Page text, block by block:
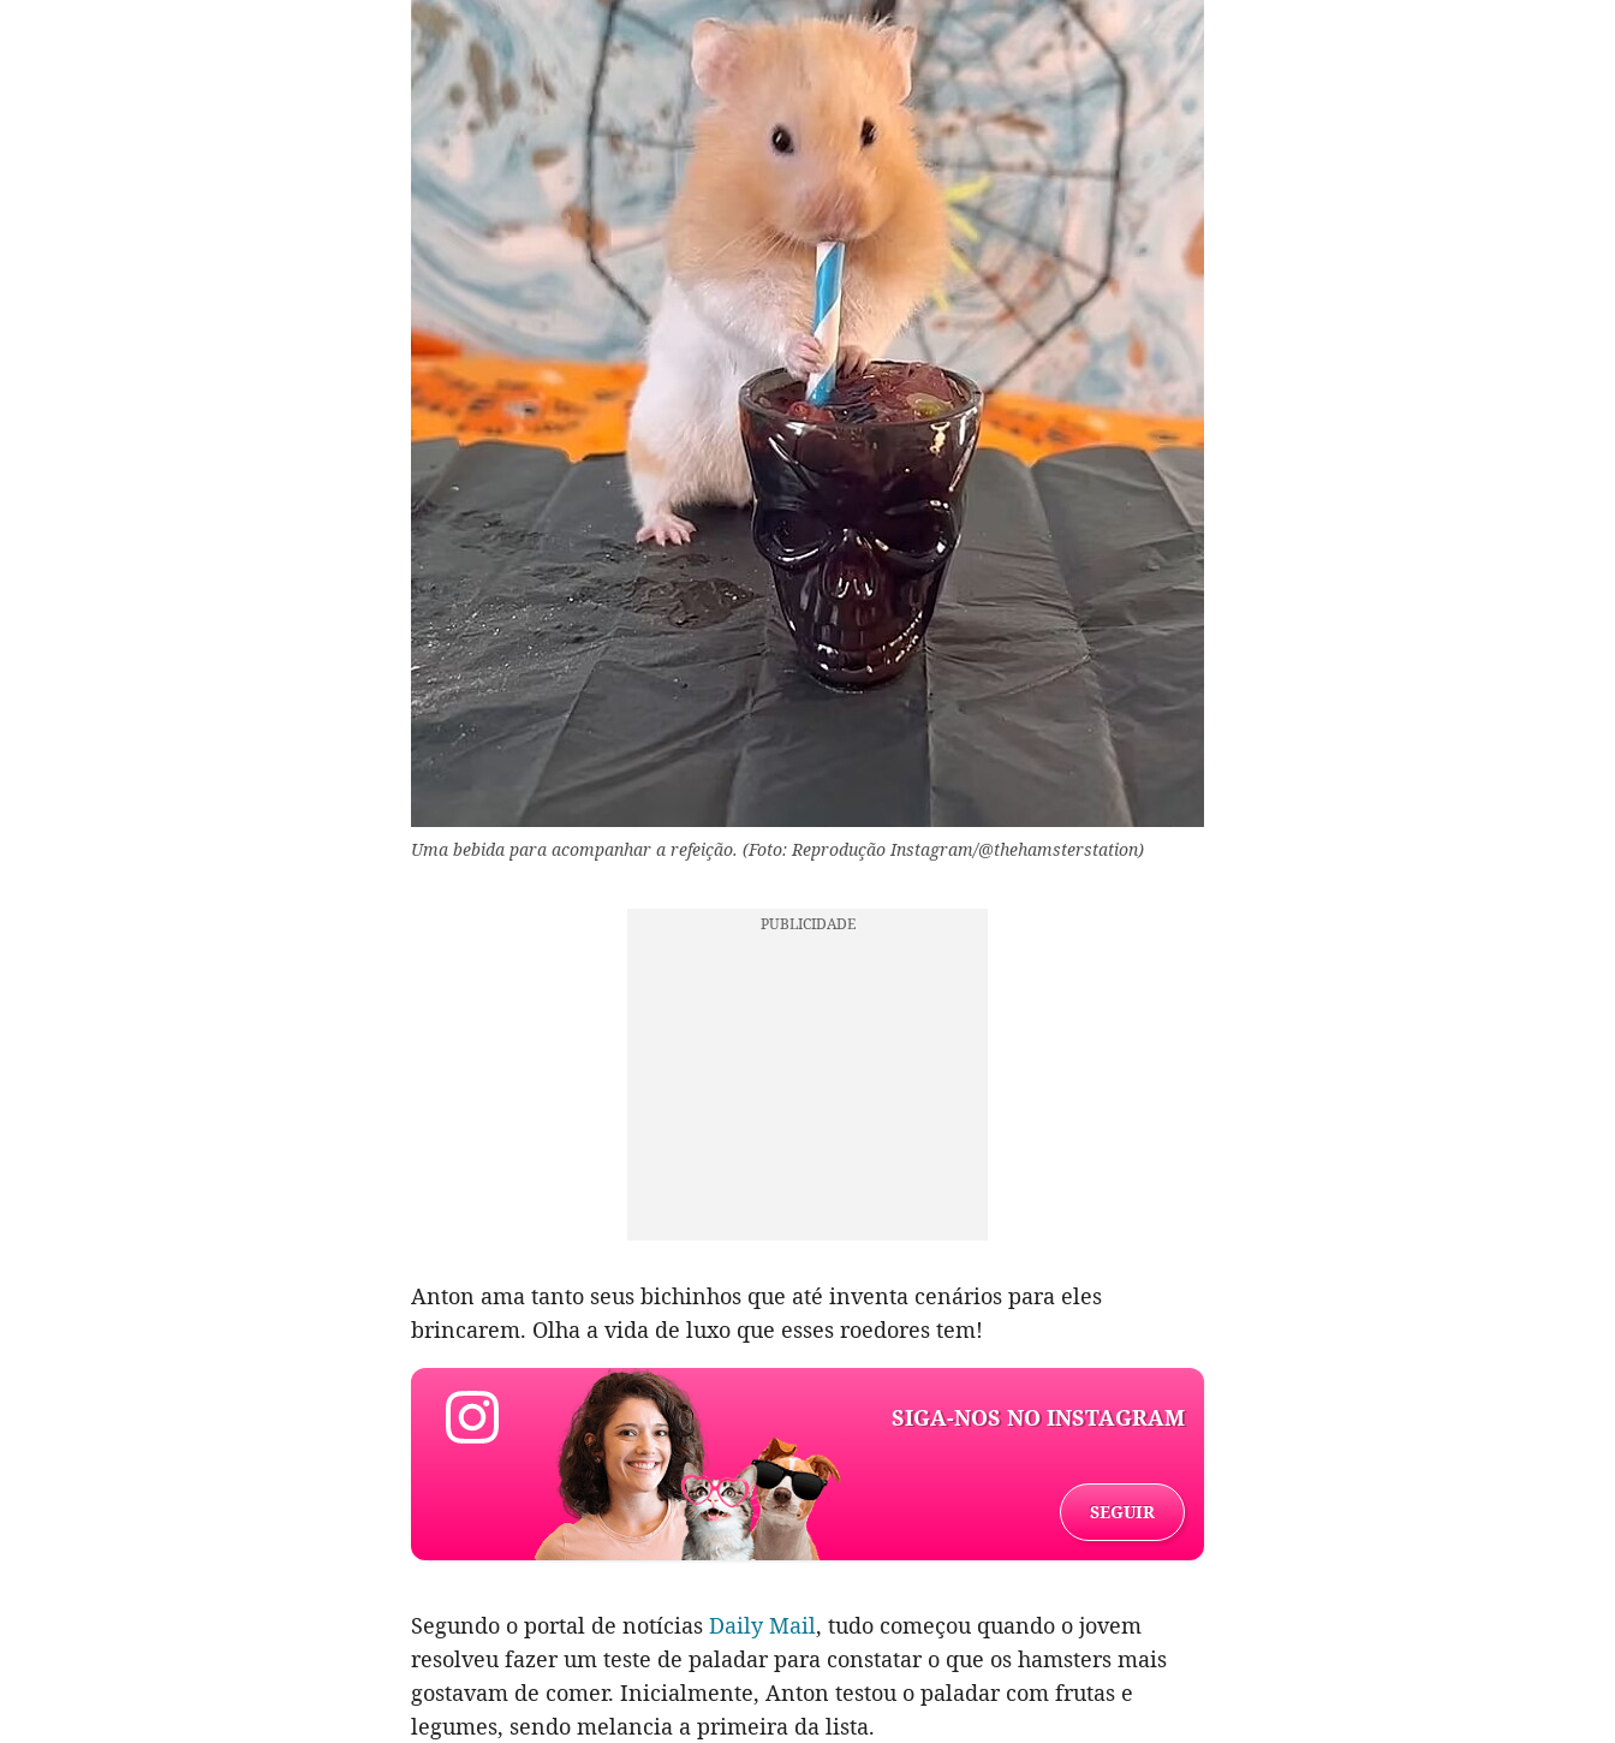
Uma bebida para acompanhar a refeição. (Foto: Reprodução Instagram/@thehamsterstation)
Anton ama tanto seus bichinhos que até inventa cenários para eles
brincarem. Olha a vida de luxo que esses roedores tem!
SIGA-NOS NO INSTAGRAM
SEGUIR
Segundo o portal de notícias Daily Mail, tudo começou quando o jovem
resolveu fazer um teste de paladar para constatar o que os hamsters mais
gostavam de comer. Inicialmente, Anton testou o paladar com frutas e
legumes, sendo melancia a primeira da lista.